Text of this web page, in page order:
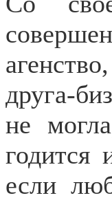
друга-
не
годится
если